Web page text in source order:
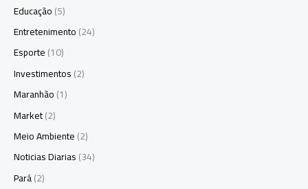
Educação(5)
Entretenimento(24)
Esporte(10)
Investimentos(2)
Maranhão(1)
Market(2)
Meio Ambiente(2)
Noticias Diarias(34)
Pará(2)